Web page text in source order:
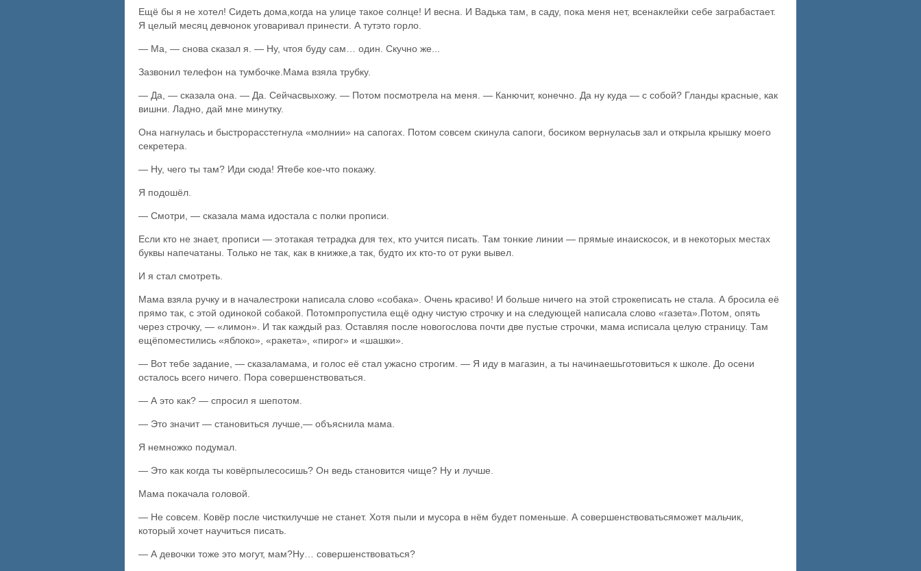
Ещё бы я не хотел! Сидеть дома,когда на улице такое солнце! И весна. И Вадька там, в саду, пока меня нет, всенаклейки себе заграбастает.
Я целый месяц девчонок уговаривал принести. А тутэто горло.
— Ма, — снова сказал я. — Ну, чтоя буду сам… один. Скучно же...
Зазвонил телефон на тумбочке.Мама взяла трубку.
— Да, — сказала она. — Да. Сейчасвыхожу. — Потом посмотрела на меня. — Канючит, конечно. Да ну куда — с собой? Гланды красные, как
вишни. Ладно, дай мне минутку.
Она нагнулась и быстрорасстегнула «молнии» на сапогах. Потом совсем скинула сапоги, босиком вернуласьв зал и открыла крышку моего
секретера.
— Ну, чего ты там? Иди сюда! Ятебе кое-что покажу.
Я подошёл.
— Смотри, — сказала мама идостала с полки прописи.
Если кто не знает, прописи — этотакая тетрадка для тех, кто учится писать. Там тонкие линии — прямые инаискосок, и в некоторых местах
буквы напечатаны. Только не так, как в книжке,а так, будто их кто-то от руки вывел.
И я стал смотреть.
Мама взяла ручку и в началестроки написала слово «собака». Очень красиво! И больше ничего на этой строкеписать не стала. А бросила её
прямо так, с этой одинокой собакой. Потомпропустила ещё одну чистую строчку и на следующей написала слово «газета».Потом, опять
через строчку, — «лимон». И так каждый раз. Оставляя после новогослова почти две пустые строчки, мама исписала целую страницу. Там
ещёпоместились «яблоко», «ракета», «пирог» и «шашки».
— Вот тебе задание, — сказаламама, и голос её стал ужасно строгим. — Я иду в магазин, а ты начинаешьготовиться к школе. До осени
осталось всего ничего. Пора совершенствоваться.
— А это как? — спросил я шепотом.
— Это значит — становиться лучше,— объяснила мама.
Я немножко подумал.
— Это как когда ты ковёрпылесосишь? Он ведь становится чище? Ну и лучше.
Мама покачала головой.
— Не совсем. Ковёр после чисткилучше не станет. Хотя пыли и мусора в нём будет поменьше. А совершенствоватьсяможет мальчик,
который хочет научиться писать.
— А девочки тоже это могут, мам?Ну… совершенствоваться?